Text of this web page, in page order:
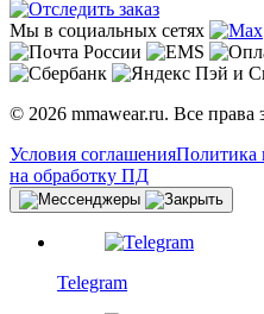
Мы в социальных сетях
© 2026 mmawear.ru. Все
Условия соглашенияПолитика
на обработку ПД
Telegram